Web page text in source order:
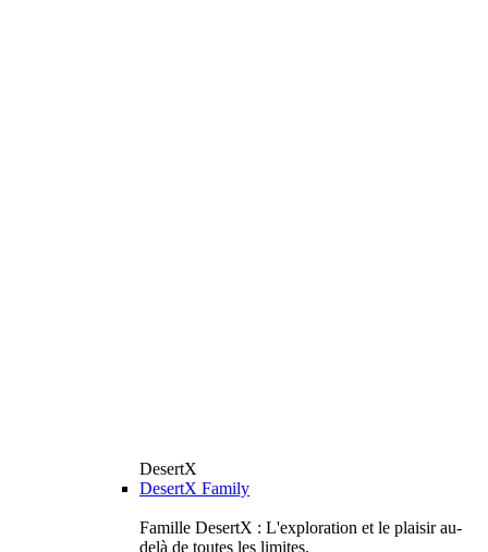
DesertX
DesertX Family
Famille DesertX : L'exploration et le plaisir au-
delà de toutes les limites.